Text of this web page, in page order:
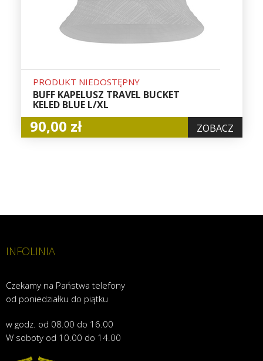
PRODUKT NIEDOSTĘPNY
BUFF KAPELUSZ TRAVEL BUCKET
KELED BLUE L/XL
90,00 zł ZOBACZ
INFOLINIA
Czekamy na Państwa telefony
od poniedziałku do piątku
w godz. od 08.00 do 16.00
W soboty od 10.00 do 14.00